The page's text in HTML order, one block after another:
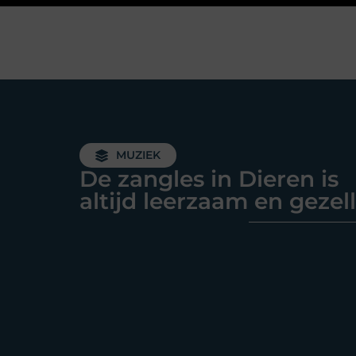
MUZIEK
De zangles in Dieren is
altijd leerzaam en